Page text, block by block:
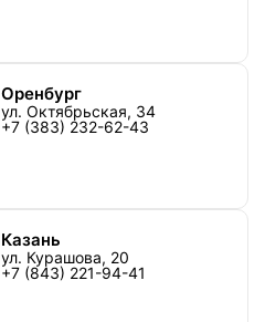
Оренбург
ул. Октябрьская, 34
+7 (383) 232-62-43
Казань
ул. Курашова, 20
+7 (843) 221-94-41